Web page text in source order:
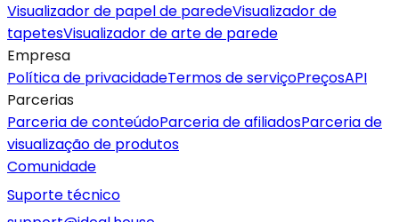
Visualizador de papel de paredeVisualizador de
tapetesVisualizador de arte de parede
Empresa
Política de privacidadeTermos de serviçoPreçosAPI
Parcerias
Parceria de conteúdoParceria de afiliadosParceria de
visualização de produtos
Comunidade
Suporte técnico